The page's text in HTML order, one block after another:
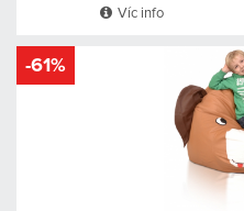
Víc info
-61%